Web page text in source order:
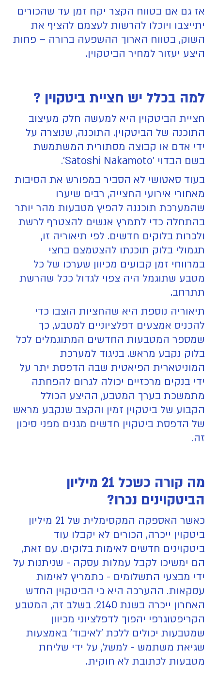
אז גם אם בטווח הקצר יקח זמן עד שהכורים
יתייצבו ויוכלו להרשות לעצמם להציף את
השוק, בטווח הארוך ההשפעה ברורה – פחות
היצע יעזור למחיר הביטקוין.
למה בכלל יש חציית ביטקוין ?
חציית הביטקוין היא למעשה חלק מעיצוב
התוכנה של הביטקוין. התוכנה, שנוצרה על
ידי אדם או קבוצה מסתורית המשתמשת
בשם הבדוי 'Satoshi Nakamoto'.
בעוד סאטושי לא הסביר במפורש את הסיבות
מאחורי אירועי החצייה, רבים שיערו
שהמערכת תוכננה להפיץ מטבעות מהר יותר
בהתחלה כדי לתמרץ אנשים להצטרף לרשת
ולכרות בלוקים חדשים. לפי תיאוריה זו,
תגמולי בלוק תוכנתו להצטמצם בחצי
במרווחי זמן קבועים מכיוון שערכו של כל
מטבע שתוגמל היה צפוי לגדול ככל שהרשת
תתרחב.
תיאוריה נוספת היא שהחציות הוצבו כדי
להכניס אמצעים דפלציוניים למטבע, כך
שמספר המטבעות החדשים המתוגמלים לכל
בלוק נקבע מראש. בניגוד למערכת
המוניטארית הפיאטית שבה הדפסת יתר על
ידי בנקים מרכזיים יכולה לגרום להפחתה
מתמשכת בערך המטבע, ההיצע הכולל
הקבוע של ביטקוין זמין והקצב שנקבע מראש
של הדפסת ביטקוין חדשים מגנים מפני סיכון
זה.
מה קורה כשכל 21 מיליון
הביטקוינים נכרו?
כאשר האספקה המקסימלית של 21 מיליון
ביטקוין ייכרה, הכורים לא יקבלו עוד
ביטקוינים חדשים לאימות בלוקים. עם זאת,
הם ימשיכו לקבל עמלות עסקה - שניתנות על
ידי מבצעי התשלומים - כתמריץ לאימות
עסקאות. ההערכה היא כי הביטקוין החדש
האחרון ייכרה בשנת 2140. בשלב זה, המטבע
הקריפטוגרפי יהפוך לדפלציוני מכיוון
שמטבעות יכולים ללכת 'לאיבוד' באמצעות
שגיאת משתמש - למשל, על ידי שליחת
מטבעות לכתובת לא חוקית.